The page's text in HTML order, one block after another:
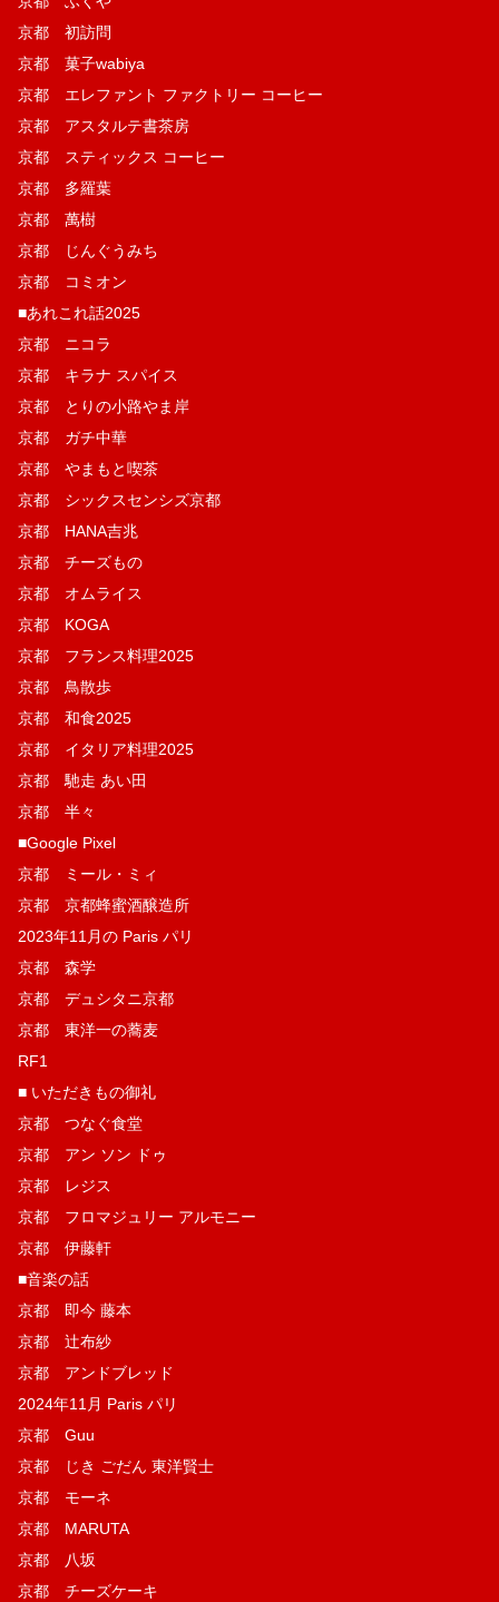
京都 初訪問
京都 菓子wabiya
京都 エレファント ファクトリー コーヒー
京都 アスタルテ書茶房
京都 スティックス コーヒー
京都 多羅葉
京都 萬樹
京都 じんぐうみち
京都 コミオン
■あれこれ話2025
京都 ニコラ
京都 キラナ スパイス
京都 とりの小路やま岸
京都 ガチ中華
京都 やまもと喫茶
京都 シックスセンシズ京都
京都 HANA吉兆
京都 チーズもの
京都 オムライス
京都 KOGA
京都 フランス料理2025
京都 鳥散歩
京都 和食2025
京都 イタリア料理2025
京都 馳走 あい田
京都 半々
■Google Pixel
京都 ミール・ミィ
京都 京都蜂蜜酒醸造所
2023年11月の Paris パリ
京都 森学
京都 デュシタニ京都
京都 東洋一の蕎麦
RF1
■ いただきもの御礼
京都 つなぐ食堂
京都 アン ソン ドゥ
京都 レジス
京都 フロマジュリー アルモニー
京都 伊藤軒
■音楽の話
京都 即今 藤本
京都 辻布紗
京都 アンドブレッド
2024年11月 Paris パリ
京都 Guu
京都 じき ごだん 東洋賢士
京都 モーネ
京都 MARUTA
京都 八坂
京都 チーズケーキ